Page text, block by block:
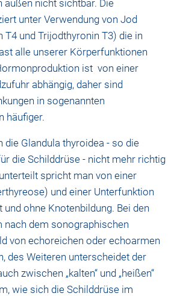
nicht sichtbar. Die
unter Verwendung von Jod
T4 und Trijodthyronin T3) die in
alle unserer Körperfunktionen
ist von einer
abhängig, daher sind
in sogenannten
häufiger.
die Glandula thyroidea - so die
die Schilddrüse - nicht mehr richtig
spricht man von einer
und einer Unterfunktion
ohne Knotenbildung. Bei den
nach dem sonographischen
von echoreichen oder echoarmen
des Weiteren unterscheidet der
zwischen „kalten“ und „heißen“
wie sich die Schilddrüse im